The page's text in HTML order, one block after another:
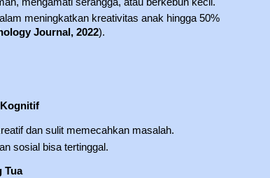
meningkatkan kreativitas anak hingga 50%
Journal, 2022).
dan sulit memecahkan masalah.
sosial bisa tertinggal.
Tua